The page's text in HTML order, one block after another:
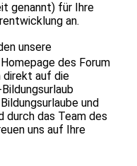
genannt) für Ihre
an.
unsere
des Forum
direkt auf die
und
durch das Team des
uns auf Ihre